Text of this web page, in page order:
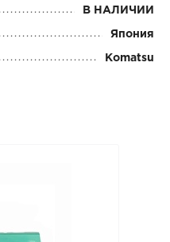
В НАЛИЧИИ
Япония
Komatsu